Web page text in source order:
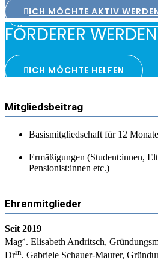
ICH MÖCHTE AKTIV
FÖRDERER WERDEN
ICH MÖCHTE HELFEN
Mitgliedsbeitrag
Basismitgliedschaft für 12
Ermäßigungen (Student:innen,
Pensionist:innen etc.)
Ehrenmitglieder
Seit 2019
Maga. Elisabeth Andritsch,
Drin. Gabriele Schauer-Maurer,